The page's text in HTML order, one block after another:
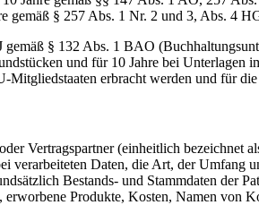
gemäß § 257 Abs. 1 Nr. 2 und 3, Abs. 4
§ 132 Abs. 1 BAO
und für 10 Jahre bei Unterlagen
erbracht werden und für
Vertragspartner (einheitlich
verarbeiteten Daten, die Art, der
Bestands- und Stammdaten der
Produkte, Kosten, Namen von